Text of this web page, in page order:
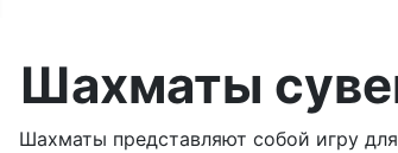
Шахматы
Шахматы представляют собой игру